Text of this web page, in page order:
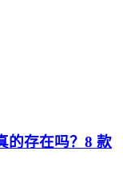
的存在吗？8 款